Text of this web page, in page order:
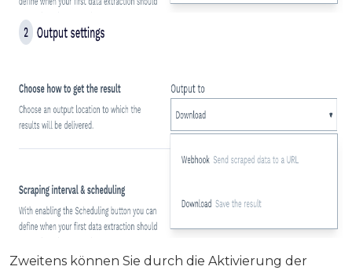
Zweitens können Sie durch die Aktivierung der